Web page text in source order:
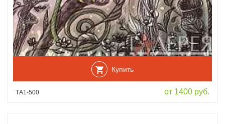
Купить
ТА1-500 от 1400 руб.